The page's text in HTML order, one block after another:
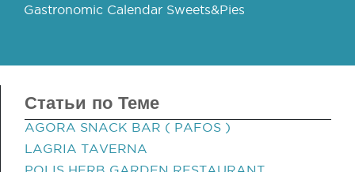
Gastronomic Calendar Sweets&Pies
Статьи по Теме
AGORA SNACK BAR ( PAFOS )
LAGRIA TAVERNA